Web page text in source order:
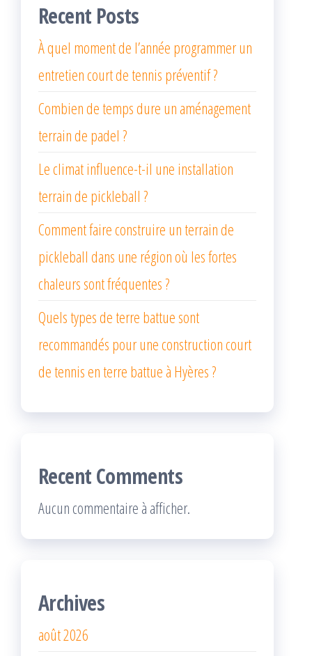
Recent Posts
À quel moment de l’année programmer un
entretien court de tennis préventif ?
Combien de temps dure un aménagement
terrain de padel ?
Le climat influence-t-il une installation
terrain de pickleball ?
Comment faire construire un terrain de
pickleball dans une région où les fortes
chaleurs sont fréquentes ?
Quels types de terre battue sont
recommandés pour une construction court
de tennis en terre battue à Hyères ?
Recent Comments
Aucun commentaire à afficher.
Archives
août 2026